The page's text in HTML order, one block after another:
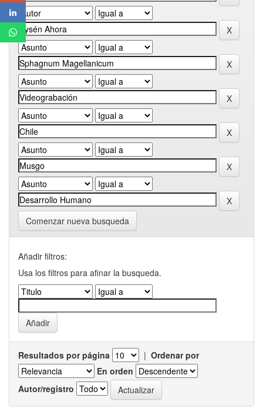
Comenzar nueva busqueda
Añadir filtros:
Usa los filtros para afinar la busqueda.
Resultados por página | Ordenar por
En orden
Autor/registro